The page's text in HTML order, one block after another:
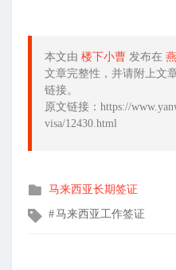
本文由 楼下小曹 发布在
文章完整性，并请附上文
链接。
原文链接：https://
visa/12430.html
发
在
马来西亚长期签证
文马来西亚工作签证